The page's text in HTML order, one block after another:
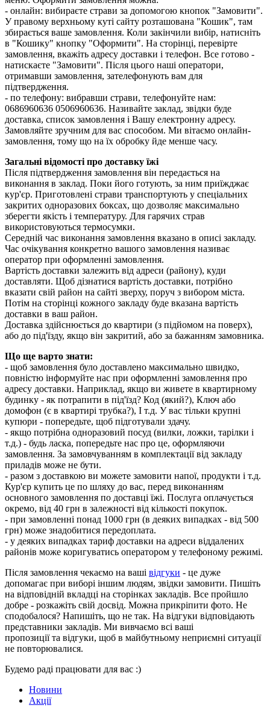
- онлайн: вибираєте страви за допомогою кнопок "Замовити".
У правому верхньому куті сайту розташована "Кошик", там
збирається ваше замовлення. Коли закінчили вибір, натисніть
в "Кошику" кнопку "Оформити". На сторінці, перевірте
замовлення, вкажіть адресу доставки і телефон. Все готово -
натискаєте "Замовити". Після цього наші оператори,
отримавши замовлення, зателефонують вам для
підтвердження.
- по телефону: вибравши страви, телефонуйте нам:
0686960636 0506960636. Називайте заклад, звідки буде
доставка, список замовлення і Вашу електронну адресу.
Замовляйте зручним для вас способом. Ми вітаємо онлайн-
замовлення, тому що на їх обробку йде менше часу.
Загальні відомості про доставку їжі
Після підтвердження замовлення він передається на
виконання в заклад. Поки його готують, за ним приїжджає
кур'єр. Приготовлені страви транспортують у спеціальних
закритих одноразових боксах, що дозволяє максимально
зберегти якість і температуру. Для гарячих страв
використовуються термосумки.
Середній час виконання замовлення вказано в описі закладу.
Час очікування конкретно вашого замовлення називає
оператор при оформленні замовлення.
Вартість доставки залежить від адреси (району), куди
доставляти. Щоб дізнатися вартість доставки, потрібно
вказати свій район на сайті зверху, поруч з вибором міста.
Потім на сторінці кожного закладу буде вказана вартість
доставки в ваш район.
Доставка здійснюється до квартири (з підйомом на поверх),
або до під'їзду, якщо він закритий, або за бажанням замовника.
Що ще варто знати:
- щоб замовлення було доставлено максимально швидко,
повністю інформуйте нас при оформленні замовлення про
адресу доставки. Наприклад, якщо ви живете в квартирному
будинку - як потрапити в під'їзд? Код (який?), Ключ або
домофон (є в квартирі трубка?), І т.д. У вас тільки крупні
купюри - попередьте, щоб підготували здачу.
- якщо потрібна одноразовий посуд (вилки, ложки, тарілки і
т.д.) - будь ласка, попередьте нас про це, оформляючи
замовлення. За замовчуванням в комплектації від закладу
приладів може не бути.
- разом з доставкою ви можете замовити напої, продукти і т.д.
Кур'єр купить це по шляху до вас, перед виконанням
основного замовлення по доставці їжі. Послуга оплачується
окремо, від 40 грн в залежності від кількості покупок.
- при замовленні понад 1000 грн (в деяких випадках - від 500
грн) може знадобитися передоплата.
- у деяких випадках тариф доставки на адреси віддалених
районів може коригуватись оператором у телефоному режимі.
Після замовлення чекаємо на ваші відгуки - це дуже
допомагає при виборі іншим людям, звідки замовити. Пишіть
на відповідній вкладці на сторінках закладів. Все пройшло
добре - розкажіть свій досвід. Можна прикріпити фото. Не
сподобалося? Напишіть, що не так. На відгуки відповідають
представники закладів. Ми вивчаємо всі ваші
пропозиції та відгуки, щоб в майбутньому неприємні ситуації
не повторювалися.
Будемо раді працювати для вас :)
Новини
Акції